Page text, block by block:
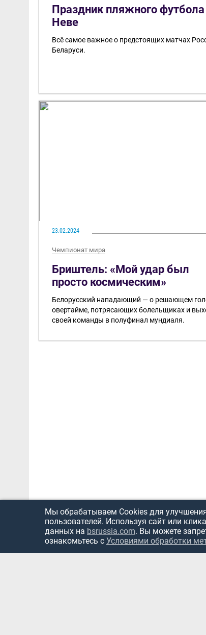
Праздник пляжного футбола
Неве
Всё самое важное о предстоящих матчах
Беларуси.
23.02.2024
Чемпионат мира
Бриштель: «Мой удар был
просто космическим»
Белорусский нападающий — о решающем
овертайме, потрясающих болельщиках и
своей команды в полуфинал мундиаля.
Мы обрабатываем Cookies для
пользователей. Используя сайт или
данных на bsrussia.com. Вы можете
ознакомьтесь с Условиями обработки